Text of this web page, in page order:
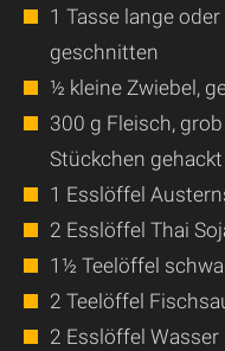
1 Tasse lange
geschnitten
½ kleine Zwiebel,
300 g Fleisch,
Stückchen gehackt
1 Esslöffel
2 Esslöffel Thai
1½ Teelöffel
2 Teelöffel
2 Esslöffel Wasser